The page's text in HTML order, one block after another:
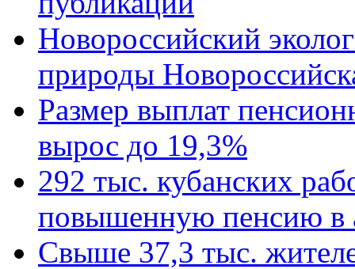
Новороссийский
природы
Размер выплат
вырос до 19,3%
292 тыс. кубанских
повышенную пенсию в
Свыше 37,3 тыс.